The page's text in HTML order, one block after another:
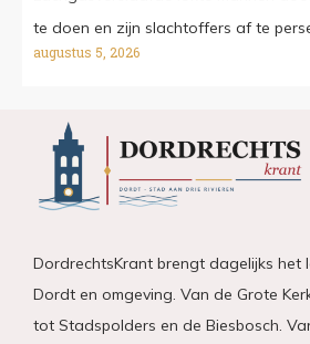
te doen en zijn slachtoffers af te
augustus 5, 2026
DordrechtsKrant brengt dagelijks het
Dordt en omgeving. Van de Grote
tot Stadspolders en de Biesbosch.